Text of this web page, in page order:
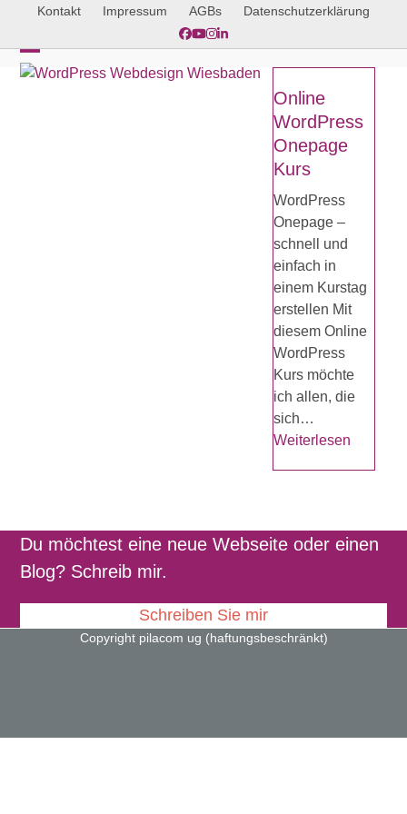
content
Kontakt Impressum AGBs
Datenschutzerklärung
Facebook
YouTube
Instagram
LinkedIn
Open
Close
Online
WordPress
Onepage
Kurs
WordPress
Onepage –
schnell und
einfach in
einem Kurstag
erstellen Mit
diesem Online
WordPress
Kurs möchte
ich allen, die
sich…
Weiterlesen
Du möchtest eine neue Webseite oder einen
Blog? Schreib mir.
Schreiben Sie mir
Copyright pilacom ug (haftungsbeschränkt)